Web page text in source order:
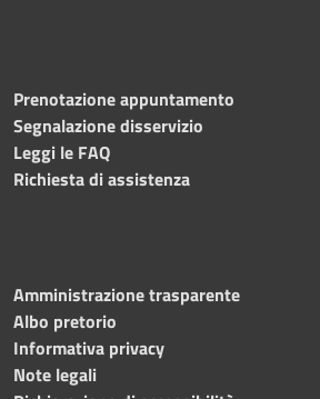
Prenotazione appuntamento
Segnalazione disservizio
Leggi le FAQ
Richiesta di assistenza
Amministrazione trasparente
Albo pretorio
Informativa privacy
Note legali